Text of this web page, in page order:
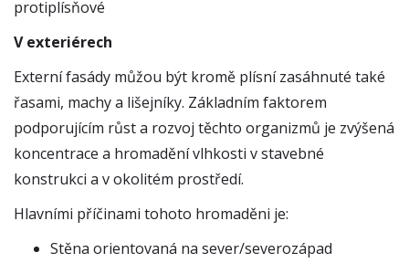
protiplísňové
V exteriérech
Externí fasády můžou být kromě plísní zasáhnuté také
řasami, machy a lišejníky. Základním faktorem
podporujícím růst a rozvoj těchto organizmů je zvýšená
koncentrace a hromadění vlhkosti v stavebné
konstrukci a v okolitém prostředí.
Hlavními příčinami tohoto hromaděni je:
Stěna orientovaná na sever/severozápad